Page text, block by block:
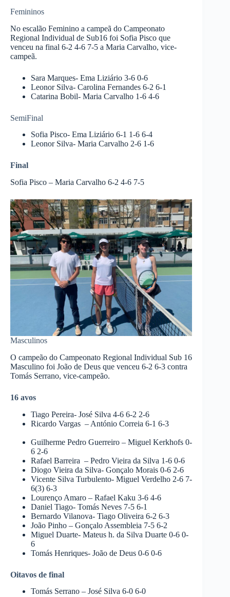
Femininos
No escalão Feminino a campeã do Campeonato
Regional Individual de Sub16 foi Sofia Pisco que
venceu na final 6-2 4-6 7-5 a Maria Carvalho, vice-
campeã.
Sara Marques- Ema Liziário 3-6 0-6
Leonor Silva- Carolina Fernandes 6-2 6-1
Catarina Bobil- Maria Carvalho 1-6 4-6
SemiFinal
Sofia Pisco- Ema Liziário 6-1 1-6 6-4
Leonor Silva- Maria Carvalho 2-6 1-6
Final
Sofia Pisco – Maria Carvalho 6-2 4-6 7-5
Masculinos
O campeão do Campeonato Regional Individual Sub 16
Masculino foi João de Deus que venceu 6-2 6-3 contra
Tomás Serrano, vice-campeão.
16 avos
Tiago Pereira- José Silva 4-6 6-2 2-6
Ricardo Vargas – António Correia 6-1 6-3
Guilherme Pedro Guerreiro – Miguel Kerkhofs 0-
6 2-6
Rafael Barreira – Pedro Vieira da Silva 1-6 0-6
Diogo Vieira da Silva- Gonçalo Morais 0-6 2-6
Vicente Silva Turbulento- Miguel Verdelho 2-6 7-
6(3) 6-3
Lourenço Amaro – Rafael Kaku 3-6 4-6
Daniel Tiago- Tomás Neves 7-5 6-1
Bernardo Vilanova- Tiago Oliveira 6-2 6-3
João Pinho – Gonçalo Assembleia 7-5 6-2
Miguel Duarte- Mateus h. da Silva Duarte 0-6 0-
6
Tomás Henriques- João de Deus 0-6 0-6
Oitavos de final
Tomás Serrano – José Silva 6-0 6-0